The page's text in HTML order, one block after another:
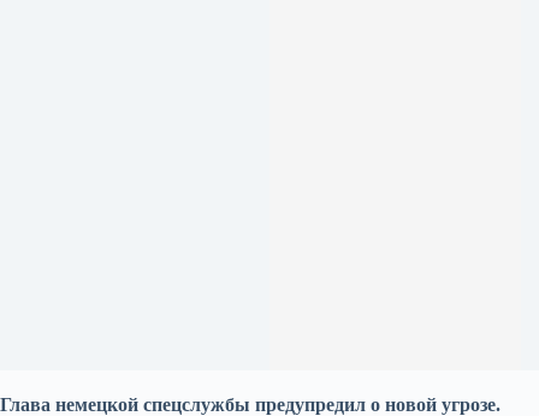
Глава немецкой спецслужбы предупредил о новой угрозе.